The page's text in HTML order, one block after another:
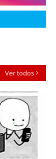
Ver todos